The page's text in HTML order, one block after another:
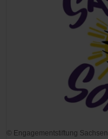
© Engagementstiftung Sachsen